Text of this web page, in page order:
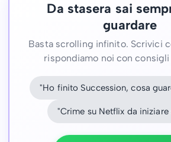
Da stasera sai
guardare
Basta scrolling infinito. Scrivici
rispondiamo noi con consigli
"Ho finito Succession, cosa
"Crime su Netflix da iniziare